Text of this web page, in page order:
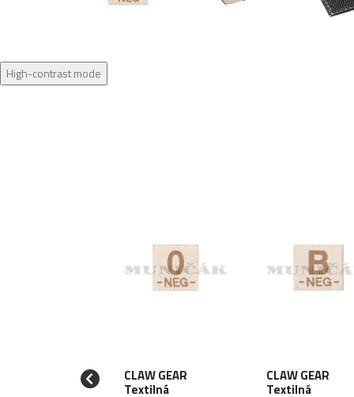
High-contrast mode
CLAW GEAR
Textilná
CLAW GEAR
Textilná